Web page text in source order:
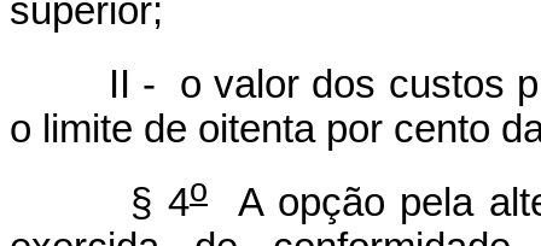
superior;
II - o valor dos custos
o limite de oitenta por cento
§ 4o
A opção pela